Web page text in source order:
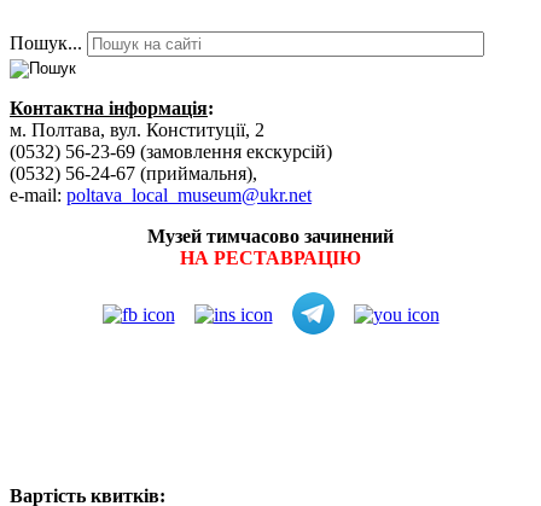
Пошук...
Контактна інформація:
м. Полтава, вул. Конституції, 2
(0532) 56-23-69 (замовлення екскурсій)
(0532) 56-24-67 (приймальня),
e-mail: poltava_local_museum@ukr.net
Музей тимчасово зачинений
НА РЕСТАВРАЦІЮ
Вартість квитків: